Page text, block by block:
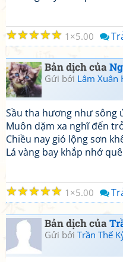
☆
☆
☆
☆
☆ 1 5.00
Bản dịch của
Gửi bởi Lâm Xuân
Sầu tha hương như sông
Muôn dặm xa nghĩ đến
Chiều nay gió lộng sơn
Lá vàng bay khắp nhớ
☆
☆
☆
☆
☆ 1 5.00
Bản dịch của
Gửi bởi Trần Thế